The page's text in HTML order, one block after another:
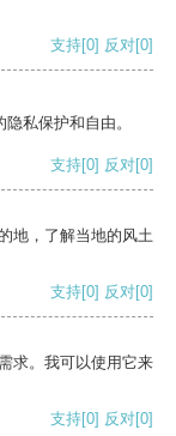
支持[0] 反对[0]
私保护和自由。
支持[0] 反对[0]
地，了解当地的风土
支持[0] 反对[0]
求。我可以使用它来
支持[0] 反对[0]